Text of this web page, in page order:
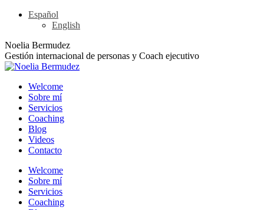
Skip
Español
English
Linkedin
page
opens
new
window
YouTube
page
opens
new
window
Rss
page
opens
new
window
X
page
opens
new
window
Noelia Bermudez
Gestión internacional de personas y Coach ejecutivo
Welcome
Sobre mí
Servicios
Coaching
Blog
Videos
Contacto
Welcome
Sobre mí
Servicios
Coaching